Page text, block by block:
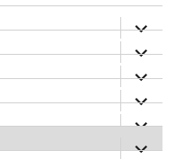
anzeigen
anzeigen
anzeigen
anzeigen